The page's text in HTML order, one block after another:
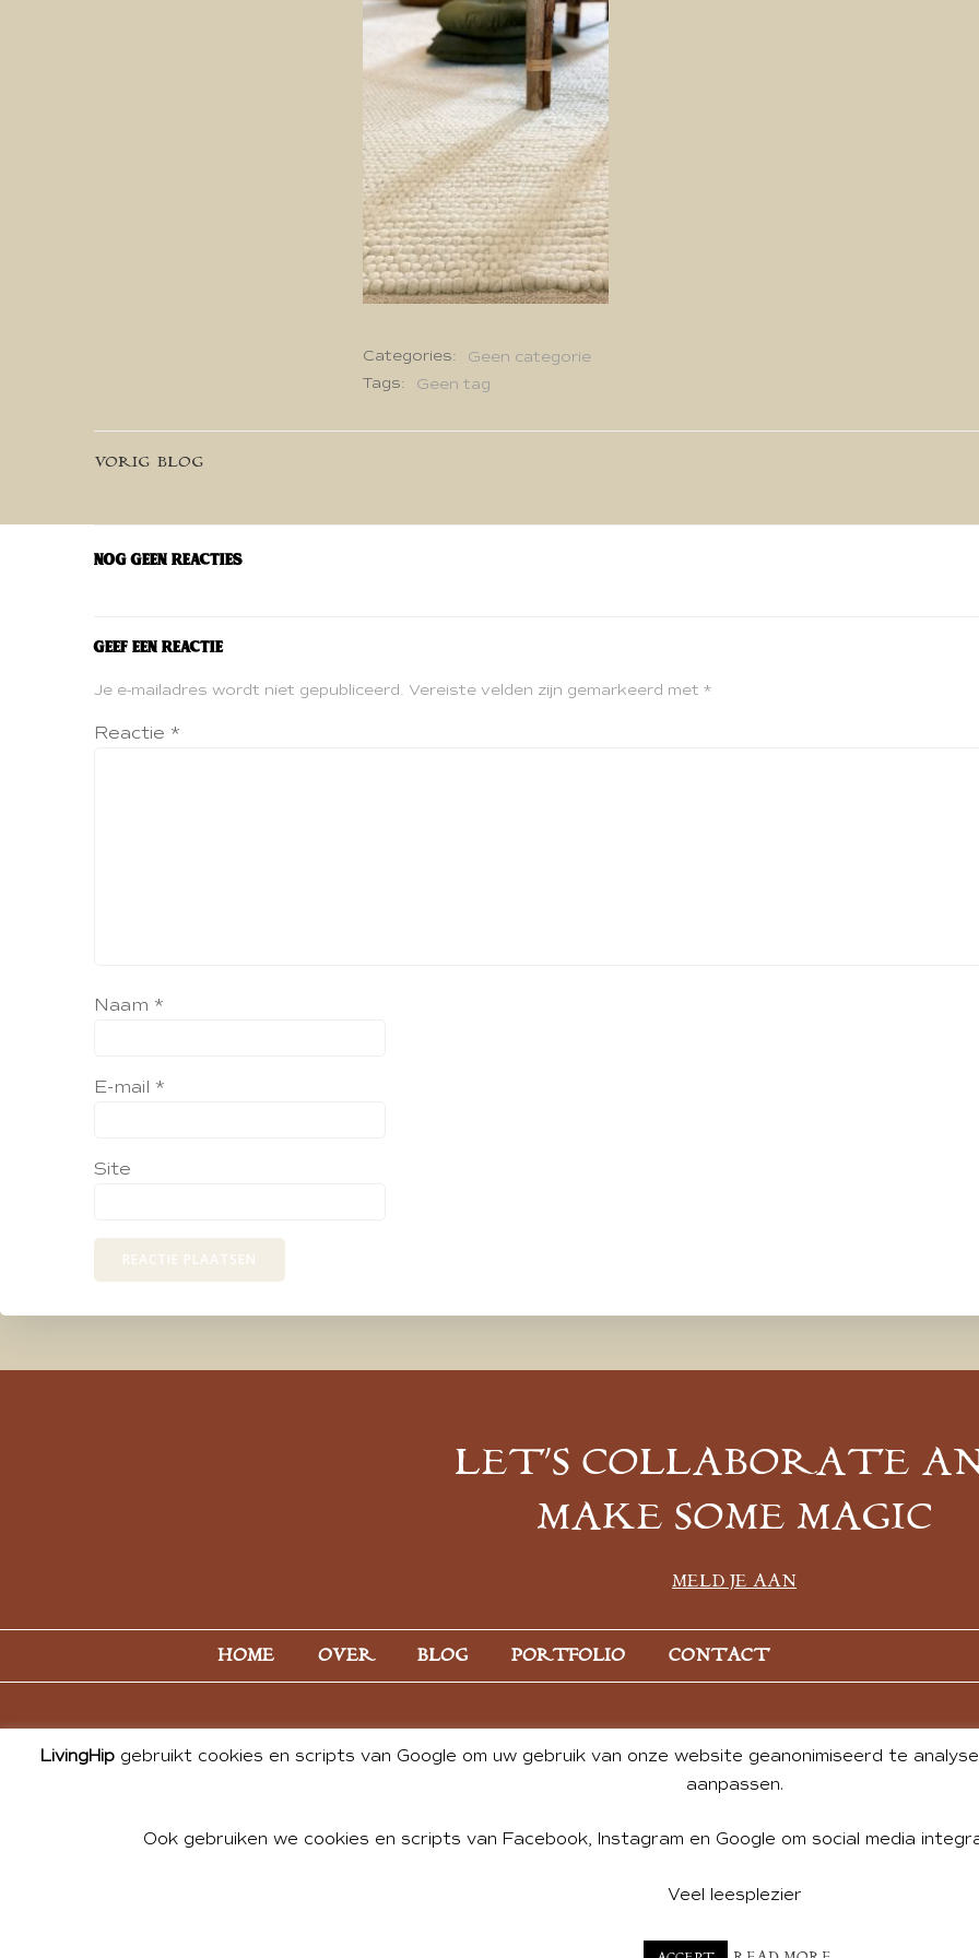
Categories:
Geen categorie
Tags:
Geen tag
Bericht
navigatie
VORIG BLOG
Nog geen reacties
Geef een reactie
Je e-mailadres wordt niet gepubliceerd. Vereiste velden zijn gemarkeerd met *
Reactie *
Naam *
E-mail *
Site
LET’S COLLABORATE
MAKE SOME MAGIC
MELD JE AAN
HOME OVER BLOG PORTFOLIO CONTACT
© 2026 ALL PHOTOS & CONTENT BY ANDREA DE GROOT. WEBSITE DESIGN BY
LivingHip gebruikt cookies en scripts van Google om uw gebruik van onze website geanonimiseerd te
aanpassen.
Ook gebruiken we cookies en scripts van Facebook, Instagram en Google om social media
Veel leesplezier